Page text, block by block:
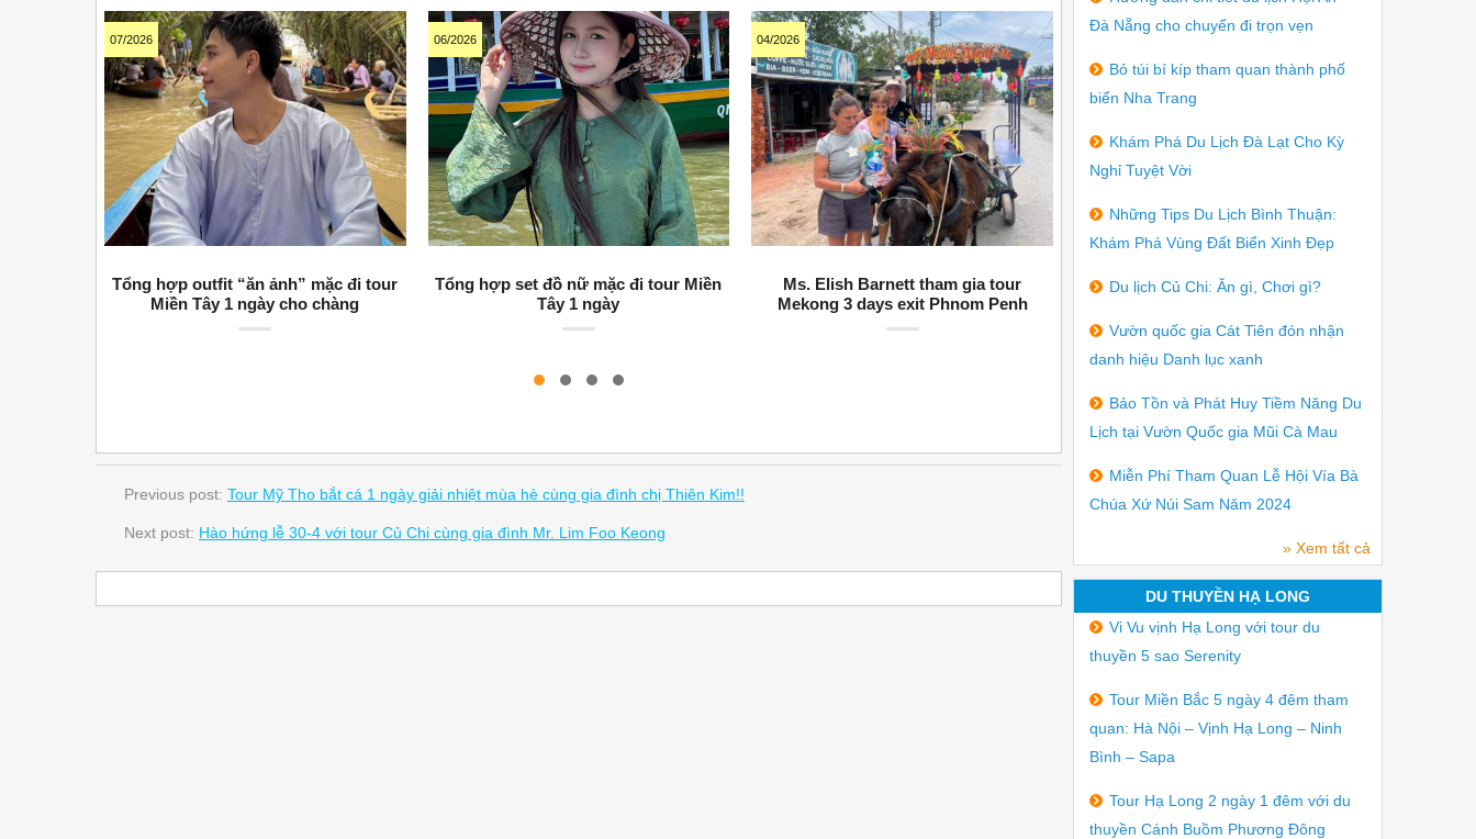
07/2026
Tổng hợp outfit “ăn ảnh” mặc đi tour
Miền Tây 1 ngày cho chàng
06/2026
Tổng hợp set đồ nữ mặc đi tour Miền
Tây 1 ngày
04/2026
Ms. Elish Barnett tham gia tour
Mekong 3 days exit Phnom Penh
Tổ chức tour Cần Giờ cho gia đình chị
Previous post: Tour Mỹ Tho bắt cá 1 ngày giải nhiệt mùa hè cùng gia đình chị Thiên Kim!!
Next post: Hào hứng lễ 30-4 với tour Củ Chi cùng gia đình Mr. Lim Foo Keong
Đà Nẵng cho chuyến đi trọn vẹn
Bỏ túi bí kíp tham quan thành phố
biển Nha Trang
Khám Phá Du Lịch Đà Lạt Cho Kỳ
Nghỉ Tuyệt Vời
Những Tips Du Lịch Bình Thuận:
Khám Phá Vùng Đất Biển Xinh Đẹp
Du lịch Củ Chi: Ăn gì, Chơi gì?
Vườn quốc gia Cát Tiên đón nhận
danh hiệu Danh lục xanh
Bảo Tồn và Phát Huy Tiềm Năng Du
Lịch tại Vườn Quốc gia Mũi Cà Mau
Miễn Phí Tham Quan Lễ Hội Vía Bà
Chúa Xứ Núi Sam Năm 2024
» Xem tất cả
DU THUYỀN HẠ LONG
Vi Vu vịnh Hạ Long với tour du
thuyền 5 sao Serenity
Tour Miền Bắc 5 ngày 4 đêm tham
quan: Hà Nội – Vịnh Hạ Long – Ninh
Bình – Sapa
Tour Hạ Long 2 ngày 1 đêm với du
thuyền Cánh Buồm Phương Đông